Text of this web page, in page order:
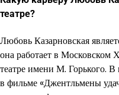
театре?
Любовь Казарновская
она работает в Московском
театре имени М. Горького.
в фильме «Джентльмены